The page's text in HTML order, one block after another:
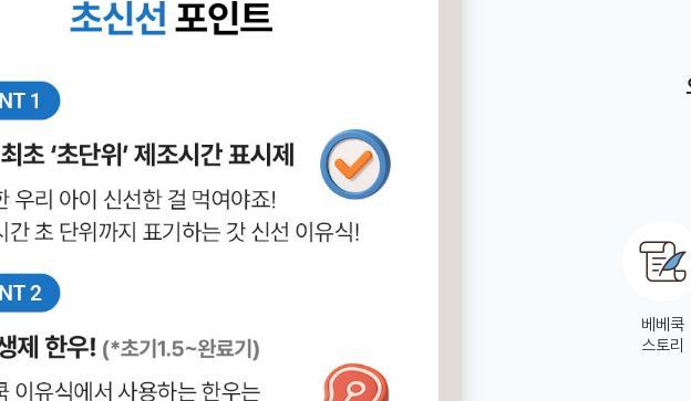
베베쿡
스토리